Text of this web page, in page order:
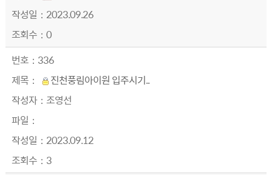
2023.09.26
0
336
진천풍림아이원 입주시기..
조영선
2023.09.12
3